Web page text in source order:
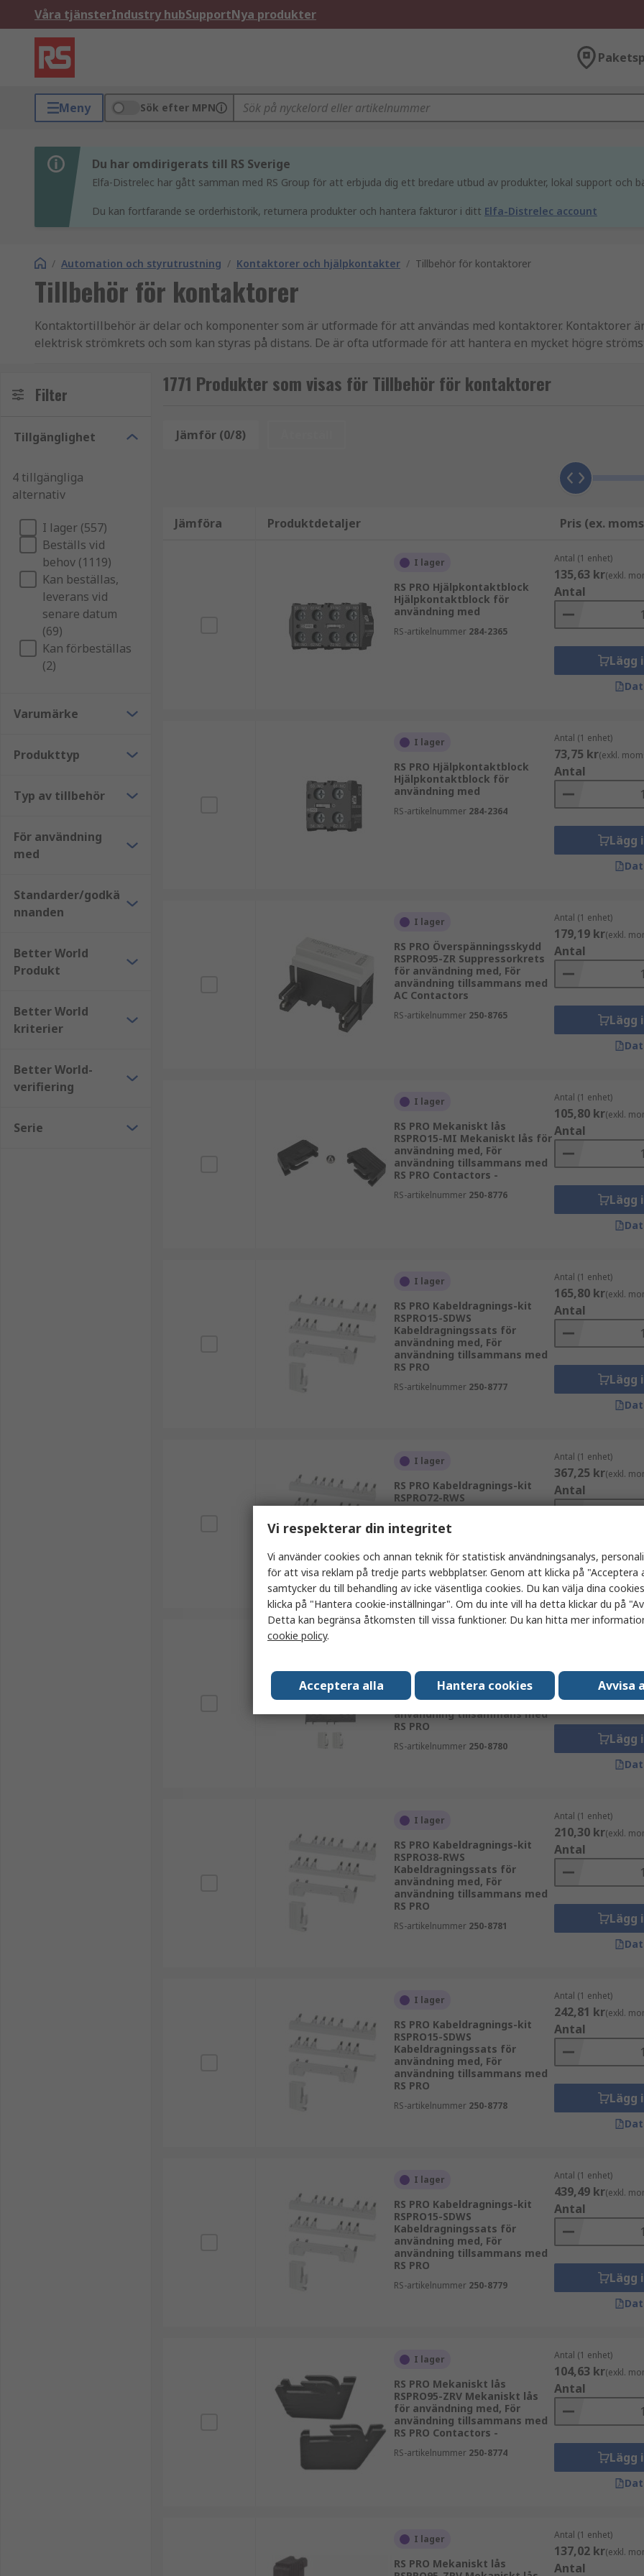
Våra tjänsterIndustry hubSupportNya produkter
Meny Sök efter MPN
Du har omdirigerats till RS Sverige
Elfa-Distrelec har gått samman med RS Group för att erbjuda dig ett bredare utbud av produkter, lokal support och
Du kan fortfarande se orderhistorik, returnera produkter och hantera fakturor i ditt Elfa-Distrelec account
/ Automation och styrutrustning / Kontaktorer och hjälpkontakter / Tillbehör för kontaktorer
Tillbehör för kontaktorer
Kontaktortillbehör är delar och komponenter som är utformade för att användas med kontaktorer. Kontaktorer
elektrisk strömkrets och som kan styras på distans. De är ofta utformade för att hantera en mycket högre
Vad används kontaktortillbehör till?
Kontaktortillbehör är alla komponentdelar som används tillsammans med kontaktorenheter. Främst är de
används för att justera eller förbättra kontaktorernas funktion. Till exempel kan de förbättra säkerheten eller
Typer av kontaktortillbehör
Det finns ett brett utbud av kontaktortillbehör, men några vanliga kategorier inkluderar:
komponentdelar, såsom
monteringstillbehör, beroende på var kontaktorn behöver placeras
säkerhetstillbehör, såsom terminalskydd, utformade för att förhindra kontakt med kretsen
kablingstillbehör, som hjälper till att ansluta kontaktorn till kretsen
Filter
Tillgänglighet
4 tillgängliga
alternativ
I lager (557)
Beställs vid
behov (1119)
Kan beställas,
leverans vid
senare datum
(69)
Kan förbeställas
(2)
Varumärke
Produkttyp
Typ av tillbehör
För användning
med
Standarder/godkä
nnanden
Better World
Produkt
Better World
kriterier
Better World-
verifiering
Serie
1771 Produkter som visas för Tillbehör för kontaktorer
Jämför (0/8)
Jämföra Produktdetaljer Pris (ex.
I lager
RS PRO Hjälpkontaktblock
Hjälpkontaktblock för
användning med
RS-artikelnummer 284-2365
Antal (1 enhet)
135,63 kr(exkl.
Antal
Lägg
I lager
RS PRO Hjälpkontaktblock
Hjälpkontaktblock för
användning med
RS-artikelnummer 284-2364
Antal (1 enhet)
73,75 kr(exkl.
Antal
Lägg
I lager
RS PRO Överspänningsskydd
RSPRO95-ZR Suppressorkrets
för användning med, För
användning tillsammans med
AC Contactors
RS-artikelnummer 250-8765
Antal (1 enhet)
179,19 kr(exkl.
Antal
Lägg
I lager
RS PRO Mekaniskt lås
RSPRO15-MI Mekaniskt lås för
användning med, För
användning tillsammans med
RS PRO Contactors -
RS-artikelnummer 250-8776
Antal (1 enhet)
105,80 kr(exkl.
Antal
Lägg
I lager
RS PRO Kabeldragnings-kit
RSPRO15-SDWS
Kabeldragningssats för
användning med, För
användning tillsammans med
RS PRO
RS-artikelnummer 250-8777
Antal (1 enhet)
165,80 kr(exkl.
Antal
Lägg
I lager
RS PRO Kabeldragnings-kit
RSPRO72-RWS
Kabeldragningssats för
användning med, För
användning tillsammans med
RS-artikelnummer 250-8782
Antal (1 enhet)
367,25 kr(exkl.
Antal
Lägg
RSPRO15-SDWS
Kabeldragningssats för
användning med, För
användning tillsammans med
RS PRO
RS-artikelnummer 250-8780
Antal
Lägg
I lager
RS PRO Kabeldragnings-kit
RSPRO38-RWS
Kabeldragningssats för
användning med, För
användning tillsammans med
RS PRO
RS-artikelnummer 250-8781
Antal (1 enhet)
210,30 kr(exkl.
Antal
Lägg
I lager
RS PRO Kabeldragnings-kit
RSPRO15-SDWS
Kabeldragningssats för
användning med, För
användning tillsammans med
RS PRO
RS-artikelnummer 250-8778
Antal (1 enhet)
242,81 kr(exkl.
Antal
Lägg
I lager
RS PRO Kabeldragnings-kit
RSPRO15-SDWS
Kabeldragningssats för
användning med, För
användning tillsammans med
RS PRO
RS-artikelnummer 250-8779
Antal (1 enhet)
439,49 kr(exkl.
Antal
Lägg
I lager
RS PRO Mekaniskt lås
RSPRO95-ZRV Mekaniskt lås
för användning med, För
användning tillsammans med
RS PRO Contactors -
RS-artikelnummer 250-8774
Antal (1 enhet)
104,63 kr(exkl.
Antal
Lägg
I lager
RS PRO Mekaniskt lås
Antal (1 enhet)
137,02 kr(exkl.
Antal
Vi respekterar din integritet
Vi använder cookies och annan teknik för statistisk användningsanalys,
för att visa reklam på tredje parts webbplatser. Genom att klicka på "Acceptera
samtycker du till behandling av icke väsentliga cookies. Du kan välja dina
klicka på "Hantera cookie-inställningar". Om du inte vill ha detta klickar du på
Detta kan begränsa åtkomsten till vissa funktioner. Du kan hitta mer
cookie policy.
Acceptera alla Hantera cookies Avvisa